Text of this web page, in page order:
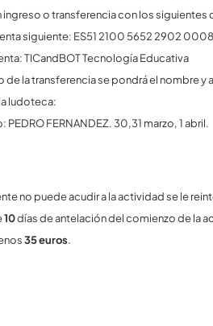
ingreso o transferencia con los siguientes
siguiente: ES51 2100 5652 2902
TICandBOT Tecnología Educativa
de la transferencia se pondrá el nombre y
ludoteca:
PEDRO FERNANDEZ. 30,31 marzo, 1 abril.
no puede acudir a la actividad se le
10días de antelación del comienzo de la
35 euros.